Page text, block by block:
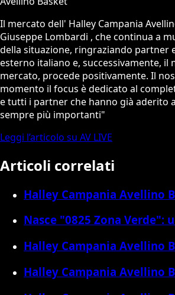
Il mercato dell' Halley Campania
Giuseppe Lombardi , che continua a
della situazione, ringraziando partner
esterno italiano e, successivamente,
mercato, procede positivamente. Il
momento il focus è dedicato al
e tutti i partner che hanno già aderito
sempre più importanti"
Leggi l’articolo su AV LIVE
Articoli correlati
Halley Campania Avellino
Nasce "0825 Zona
Halley Campania Avellino
Halley Campania Avellino